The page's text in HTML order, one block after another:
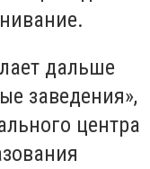
дальше
заведения»,
центра